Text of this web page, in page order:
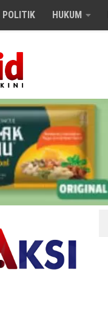
POLITIK HUKUM